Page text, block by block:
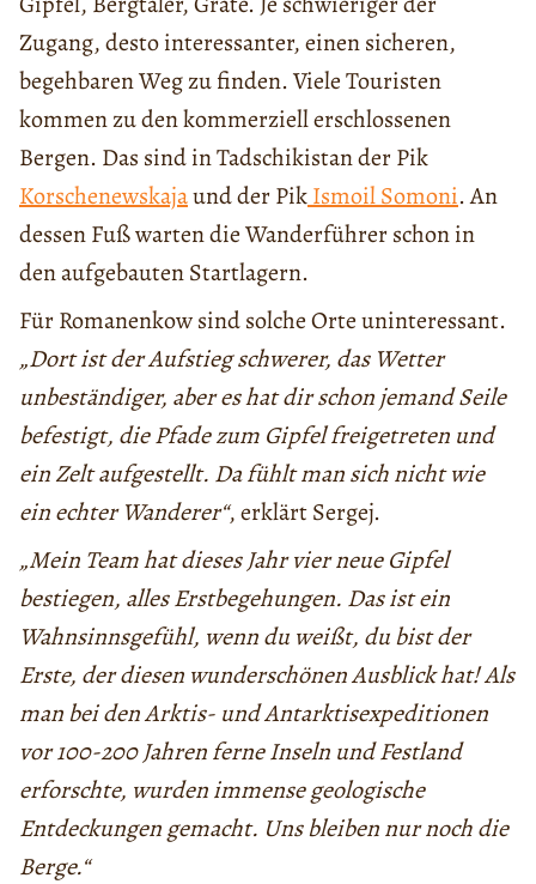
Zugang, desto interessanter, einen sicheren,
begehbaren Weg zu finden. Viele Touristen
kommen zu den kommerziell erschlossenen
Bergen. Das sind in Tadschikistan der Pik
Korschenewskajaund der PikIsmoil Somoni. An
dessen Fuß warten die Wanderführer schon in
den aufgebauten Startlagern.
Für Romanenkow sind solche Orte uninteressant.
„Dort ist der Aufstieg schwerer, das Wetter
unbeständiger, aber es hat dir schon jemand Seile
befestigt, die Pfade zum Gipfel freigetreten und
ein Zelt aufgestellt. Da fühlt man sich nicht wie
ein echter Wanderer“, erklärt Sergej.
„Mein Team hat dieses Jahr vier neue Gipfel
bestiegen, alles Erstbegehungen. Das ist ein
Wahnsinnsgefühl, wenn du weißt, du bist der
Erste, der diesen wunderschönen Ausblick hat! Als
man bei den Arktis- und Antarktisexpeditionen
vor 100-200 Jahren ferne Inseln und Festland
erforschte, wurden immense geologische
Entdeckungen gemacht. Uns bleiben nur noch die
Berge.“